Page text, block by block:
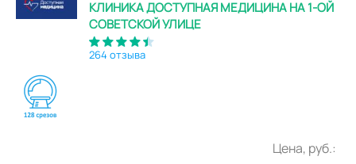
КЛИНИКА ДОСТУПНАЯ МЕДИЦИНА НА 1-ОЙ
СОВЕТСКОЙ УЛИЦЕ
264 отзыва
Цена, руб.: